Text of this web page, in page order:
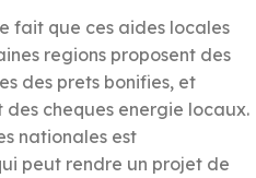
fait que ces aides locales
regions proposent des
des prets bonifies, et
cheques energie locaux.
nationales est
peut rendre un projet de